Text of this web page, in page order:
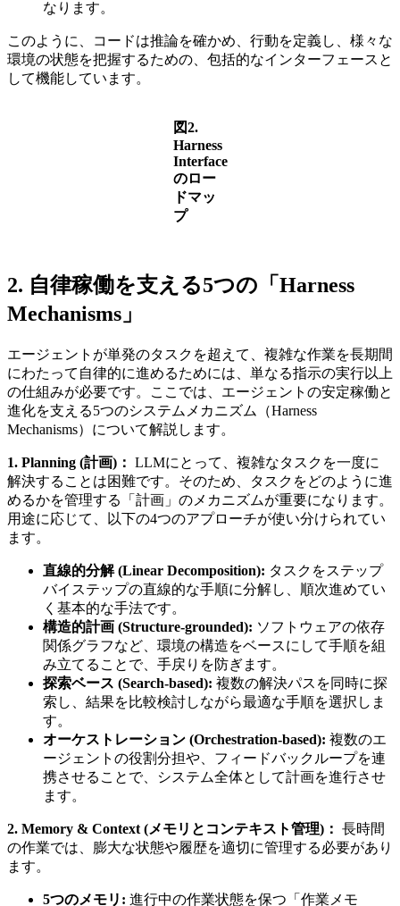
なります。
このように、コードは推論を確かめ、行動を定義し、様々な
環境の状態を把握するための、包括的なインターフェースと
して機能しています。
図2.
Harness
Interface
のロー
ドマッ
プ
2. 自律稼働を支える5つの「Harness
Mechanisms」
エージェントが単発のタスクを超えて、複雑な作業を長期間
にわたって自律的に進めるためには、単なる指示の実行以上
の仕組みが必要です。ここでは、エージェントの安定稼働と
進化を支える5つのシステムメカニズム（Harness
Mechanisms）について解説します。
1. Planning (計画)： LLMにとって、複雑なタスクを一度に
解決することは困難です。そのため、タスクをどのように進
めるかを管理する「計画」のメカニズムが重要になります。
用途に応じて、以下の4つのアプローチが使い分けられてい
ます。
直線的分解 (Linear Decomposition): タスクをステップ
バイステップの直線的な手順に分解し、順次進めてい
く基本的な手法です。
構造的計画 (Structure-grounded): ソフトウェアの依存
関係グラフなど、環境の構造をベースにして手順を組
み立てることで、手戻りを防ぎます。
探索ベース (Search-based): 複数の解決パスを同時に探
索し、結果を比較検討しながら最適な手順を選択しま
す。
オーケストレーション (Orchestration-based): 複数のエ
ージェントの役割分担や、フィードバックループを連
携させることで、システム全体として計画を進行させ
ます。
2. Memory & Context (メモリとコンテキスト管理)： 長時間
の作業では、膨大な状態や履歴を適切に管理する必要があり
ます。
5つのメモリ: 進行中の作業状態を保つ「作業メモ